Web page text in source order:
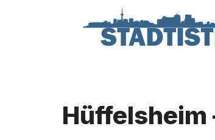
Hüffelsheim